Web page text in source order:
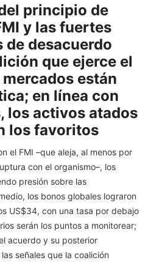
principio de
y las fuertes
desacuerdo
que ejerce el
están
en línea con
los activos atados
los favoritos
el FMI –que aleja, al menos por
con el organismo–, los
presión sobre las
los bonos globales lograron
US$34, con una tasa por debajo
serán los puntos a monitorear;
acuerdo y su posterior
señales que la coalición